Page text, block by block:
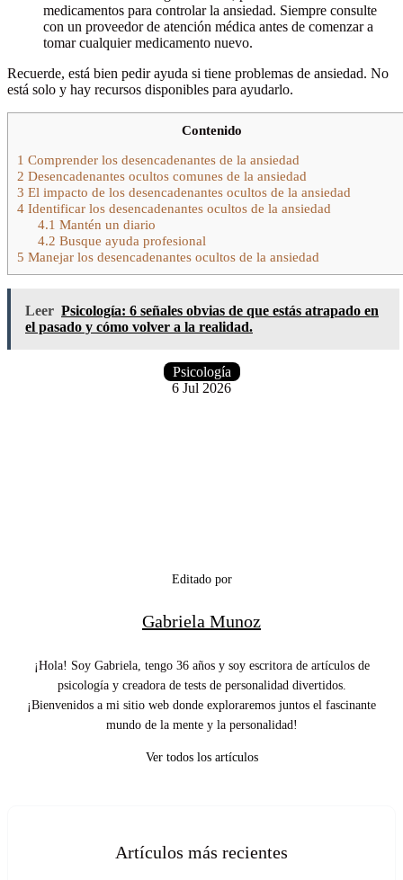
medicamentos para controlar la ansiedad. Siempre consulte
con un proveedor de atención médica antes de comenzar a
tomar cualquier medicamento nuevo.
Recuerde, está bien pedir ayuda si tiene problemas de ansiedad. No
está solo y hay recursos disponibles para ayudarlo.
Contenido
1 Comprender los desencadenantes de la ansiedad
2 Desencadenantes ocultos comunes de la ansiedad
3 El impacto de los desencadenantes ocultos de la ansiedad
4 Identificar los desencadenantes ocultos de la ansiedad
4.1 Mantén un diario
4.2 Busque ayuda profesional
5 Manejar los desencadenantes ocultos de la ansiedad
Leer Psicología: 6 señales obvias de que estás atrapado en
el pasado y cómo volver a la realidad.
Psicología
6 Jul 2026
Editado por
Gabriela Munoz
¡Hola! Soy Gabriela, tengo 36 años y soy escritora de artículos de
psicología y creadora de tests de personalidad divertidos.
¡Bienvenidos a mi sitio web donde exploraremos juntos el fascinante
mundo de la mente y la personalidad!
Ver todos los artículos
Artículos más recientes